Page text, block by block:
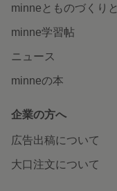
minneとものづくりと
minne学習帖
ニュース
minneの本
企業の方へ
広告出稿について
大口注文について